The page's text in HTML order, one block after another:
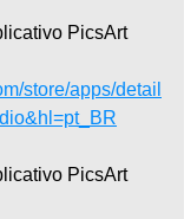
PicsArt
store/apps/detail
PicsArt